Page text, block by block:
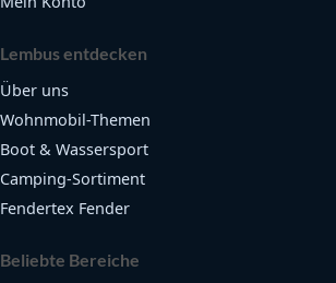
Lembus entdecken
Über uns
Wohnmobil-Themen
Boot & Wassersport
Camping-Sortiment
Fendertex Fender
Beliebte Bereiche